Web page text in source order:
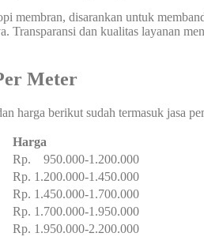
membran, disarankan untuk
Transparansi dan kualitas layanan
Meter
harga berikut sudah termasuk jasa
Harga
Rp. 950.000-1.200.000
Rp. 1.200.000-1.450.000
Rp. 1.450.000-1.700.000
Rp. 1.700.000-1.950.000
Rp. 1.950.000-2.200.000